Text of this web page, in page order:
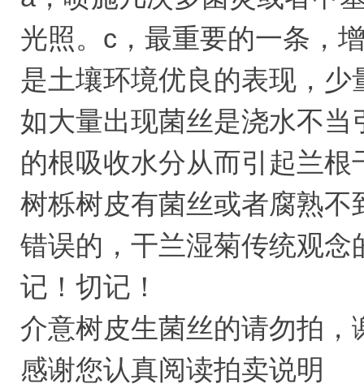
光照。c，最重要的一条，
是土壤环境优良的表现，
如大量出现菌丝是浇水不
的根吸收水分从而引起兰
树栎树皮有菌丝或者腐熟
错误的，干兰湿菊传统观
记！切记！
介意树皮生菌丝的请勿拍，
感谢您认真阅读拍卖说明